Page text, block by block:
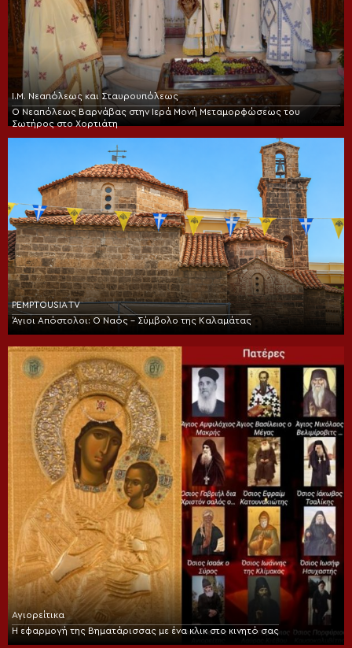
Ι.Μ. Νεαπόλεως και Σταυρουπόλεως
Ο Νεαπόλεως Βαρνάβας στην Ιερά Μονή Μεταμορφώσεως του
Σωτήρος στο Χορτιάτη
PEMPTOUSIA TV
Άγιοι Απόστολοι: Ο Ναός – Σύμβολο της Καλαμάτας
Αγιορείτικα
Η εφαρμογή της Βηματάρισσας με ένα κλικ στο κινητό σας